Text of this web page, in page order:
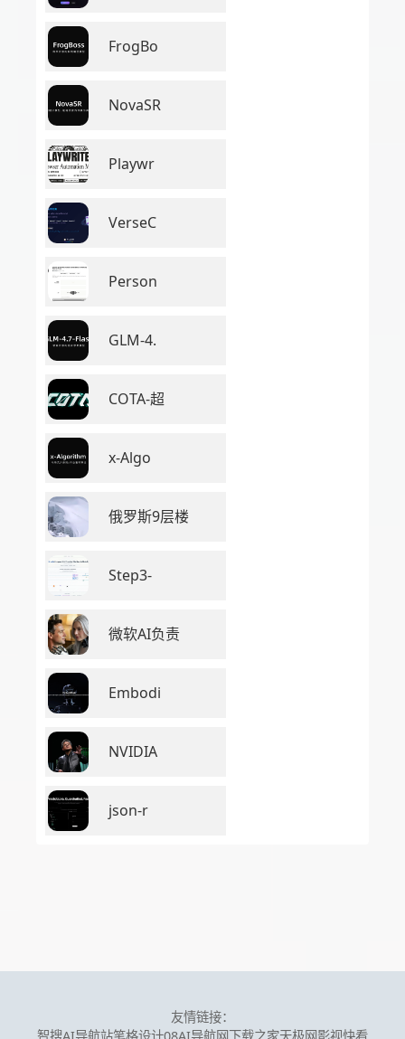
FrogBo
NovaSR
Playwr
VerseC
Person
GLM-4.
COTA-超
x-Algo
俄罗斯9层楼
Step3-
微软AI负责
Embodi
NVIDIA
json-r
友情链接：